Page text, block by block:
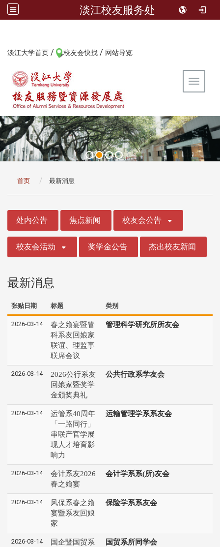
淡江校友服务处
淡江大学首页 / 校友会快找 / 网站导览
Toggle
首页 最新消息
处内公告 焦点新闻 校友会公告
校友会活动 奖学金公告 杰出校友新闻
最新消息
张贴日期 标题 类别
2026-03-14
春之飨宴暨管
科系友回娘家
联谊、理监事
联席会议
管理科学研究所所友会
2026-03-14
2026公行系友
回娘家暨奖学
金颁奖典礼
公共行政系学友会
2026-03-14
运管系40周年
「一路同行」
串联产官学展
现人才培育影
响力
运输管理学系系友会
2026-03-14
会计系友2026
春之飨宴
会计学系系(所)友会
2026-03-14
风保系春之飨
宴暨系友回娘
家
保险学系系友会
2026-03-14
国企暨国贸系
国贸系所同学会